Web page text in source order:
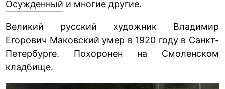
Осужденный и многие другие.
Великий русский художник Владимир
Егорович Маковский умер в 1920 году в Санкт-
Петербурге. Похоронен на Смоленском
кладбище.